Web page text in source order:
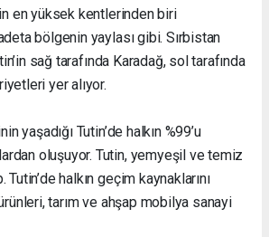
en yüksek kentlerinden biri
bölgenin yaylası gibi. Sırbistan
sağ tarafında Karadağ, sol tarafında
yer alıyor.
yaşadığı Tutin’de halkın %99’u
oluşuyor. Tutin, yemyeşil ve temiz
halkın geçim kaynaklarını
tarım ve ahşap mobilya sanayi